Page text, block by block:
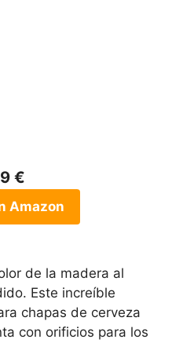
€
Amazon
de la madera al
Este increíble
chapas de cerveza
con orificios para los